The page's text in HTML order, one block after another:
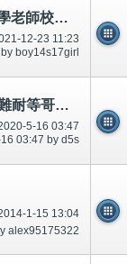
地利亞中學、慕光英文書院、香港教育大學老師校長讚成男女學生(穿著褲、校裙不用穿著內褲底褲)相片-公開
12-23 11:23
boy14s17girl
+xcm1998 悶騷學生妹欲求不滿下面騷養難耐等哥哥插她小穴穴
5-16 03:47
03:47 by d5s
1-15 13:04
alex95175322